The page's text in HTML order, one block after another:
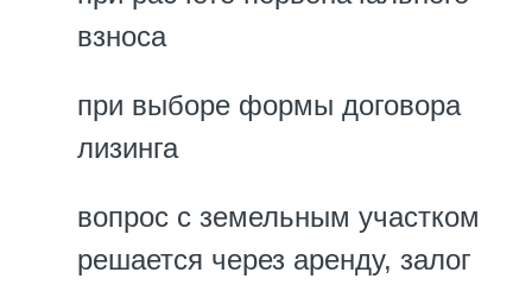
взноса
при выборе формы договора
лизинга
вопрос с земельным участком
решается через аренду, залог